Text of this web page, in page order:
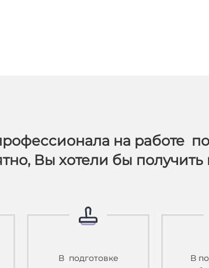
на работе
Вы хотели бы
В подготовке
В